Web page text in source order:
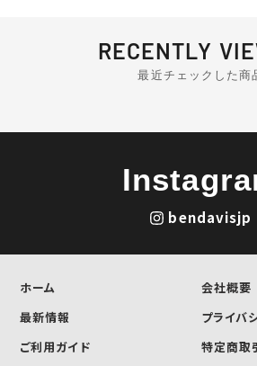
RECENTLY
最近チェックした商
bendavisjp
ホーム
最新情報
ご利用ガイド
会社概要
プライバ
特定商取